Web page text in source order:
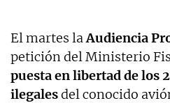
El martes laAudiencia
petición del Ministerio
puesta en libertad de los
ilegalesdel conocido